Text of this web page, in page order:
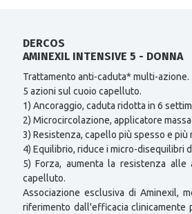
DERCOS
AMINEXIL INTENSIVE 5 - DONNA
Trattamento anti-caduta* multi-azione.
5 azioni sul cuoio capelluto.
1) Ancoraggio, caduta ridotta in 6
2) Microcircolazione, applicatore
3) Resistenza, capello più spesso e
4) Equilibrio, riduce i micro-disequilibri
5) Forza, aumenta la resistenza alle
capelluto.
Associazione esclusiva di Aminexil,
riferimento dall'efficacia clinicamente